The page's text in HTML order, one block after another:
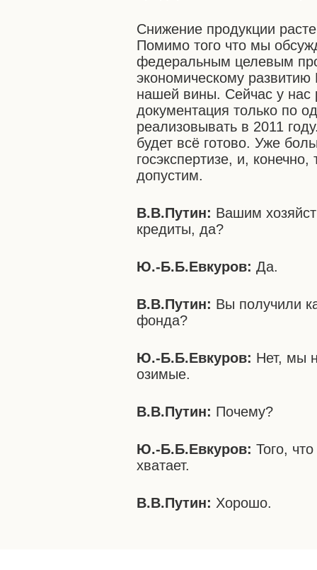
Снижение продукции
Помимо того что мы
федеральным целевым
экономическому
нашей вины. Сейчас у нас
документация только по
реализовывать в 2011
будет всё готово. Уже
госэкспертизе, и,
допустим.
В.В.Путин: Вашим
кредиты, да?
Ю.-Б.Б.Евкуров:Да.
В.В.Путин: Вы получили
фонда?
Ю.-Б.Б.Евкуров: Нет, мы
озимые.
В.В.Путин: Почему?
Ю.-Б.Б.Евкуров: Того,
хватает.
В.В.Путин: Хорошо.